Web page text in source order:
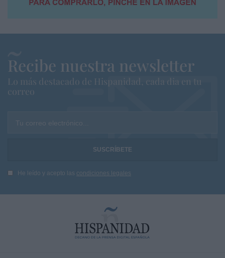
Recibe nuestra newsletter
Lo más destacado de Hispanidad, cada dia en tu
correo
Tu correo electrónico...
He leído y acepto las condiciones legales